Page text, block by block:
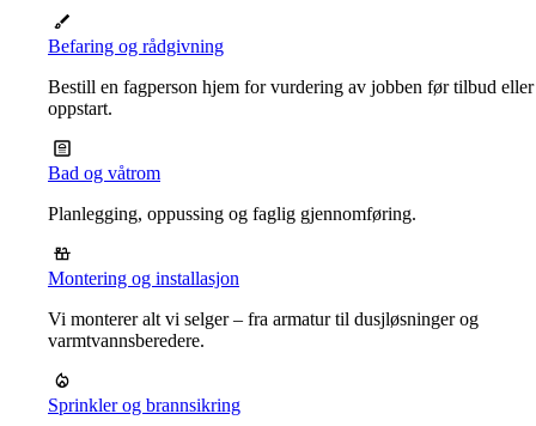
Befaring og rådgivning
Bestill en fagperson hjem for vurdering av jobben før tilbud eller
oppstart.
Bad og våtrom
Planlegging, oppussing og faglig gjennomføring.
Montering og installasjon
Vi monterer alt vi selger – fra armatur til dusjløsninger og
varmtvannsberedere.
Sprinkler og brannsikring